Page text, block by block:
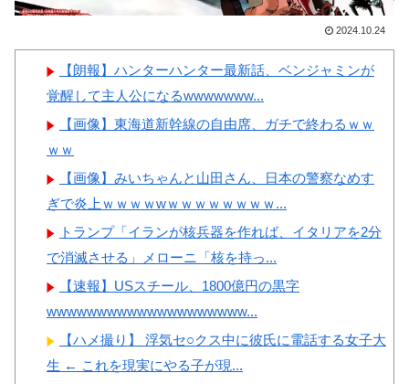
2024.10.24
【朗報】ハンターハンター最新話、ベンジャミンが
覚醒して主人公になるwwwwwww...
【画像】東海道新幹線の自由席、ガチで終わるｗｗ
ｗｗ
【画像】みいちゃんと山田さん、日本の警察なめす
ぎで炎上ｗｗｗｗwｗｗｗｗｗｗｗｗ...
トランプ「イランが核兵器を作れば、イタリアを2分
で消滅させる」メローニ「核を持っ...
【速報】USスチール、1800億円の黒字
wwwwwwwwwwwwwwwwwwww...
【ハメ撮り】 浮気セ○クス中に彼氏に電話する女子大
生 ← これを現実にやる子が現...